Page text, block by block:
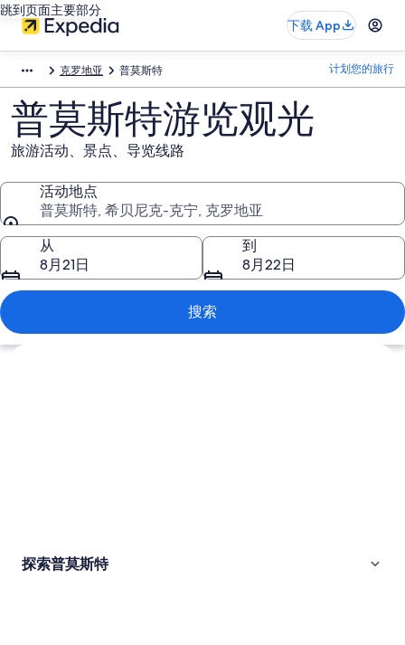
跳到页面主要部分
下载 App
克罗地亚 普莫斯特 计划您的旅行
普莫斯特游览观光
旅游活动、景点、导览线路
活动地点
普莫斯特, 希贝尼克-克宁, 克罗地亚
活动地点
从
8月21日
到
8月22日
搜索
浏览地图
探索普莫斯特